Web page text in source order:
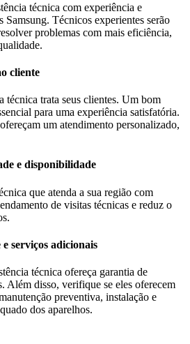
técnica com experiência e
Samsung. Técnicos experientes serão
problemas com mais eficiência,
cliente
técnica trata seus clientes. Um bom
para uma experiência satisfatória.
um atendimento personalizado,
e disponibilidade
que atenda a sua região com
de visitas técnicas e reduz o
serviços adicionais
técnica ofereça garantia de
Além disso, verifique se eles oferecem
preventiva, instalação e
dos aparelhos.